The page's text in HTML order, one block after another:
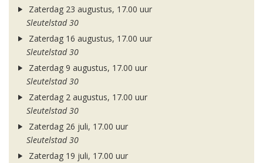
Zaterdag 23 augustus, 17.00 uur
Sleutelstad 30
Zaterdag 16 augustus, 17.00 uur
Sleutelstad 30
Zaterdag 9 augustus, 17.00 uur
Sleutelstad 30
Zaterdag 2 augustus, 17.00 uur
Sleutelstad 30
Zaterdag 26 juli, 17.00 uur
Sleutelstad 30
Zaterdag 19 juli, 17.00 uur